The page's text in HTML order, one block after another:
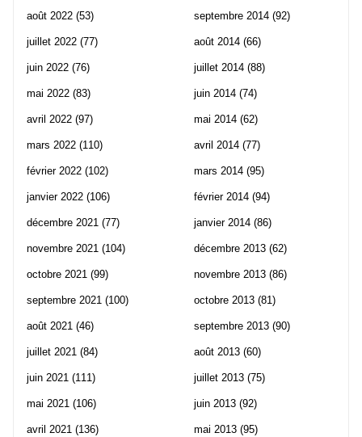
août 2022 (53)
juillet 2022 (77)
juin 2022 (76)
mai 2022 (83)
avril 2022 (97)
mars 2022 (110)
février 2022 (102)
janvier 2022 (106)
décembre 2021 (77)
novembre 2021 (104)
octobre 2021 (99)
septembre 2021 (100)
août 2021 (46)
juillet 2021 (84)
juin 2021 (111)
mai 2021 (106)
avril 2021 (136)
septembre 2014 (92)
août 2014 (66)
juillet 2014 (88)
juin 2014 (74)
mai 2014 (62)
avril 2014 (77)
mars 2014 (95)
février 2014 (94)
janvier 2014 (86)
décembre 2013 (62)
novembre 2013 (86)
octobre 2013 (81)
septembre 2013 (90)
août 2013 (60)
juillet 2013 (75)
juin 2013 (92)
mai 2013 (95)